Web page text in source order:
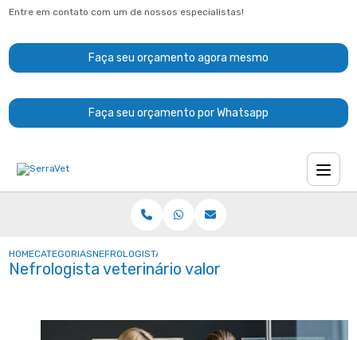
Entre em contato com um de nossos especialistas!
Faça seu orçamento agora mesmo
Faça seu orçamento por Whatsapp
HOMECATEGORIASNEFROLOGISTA VETERINÁRIO VALOR
Nefrologista veterinário valor